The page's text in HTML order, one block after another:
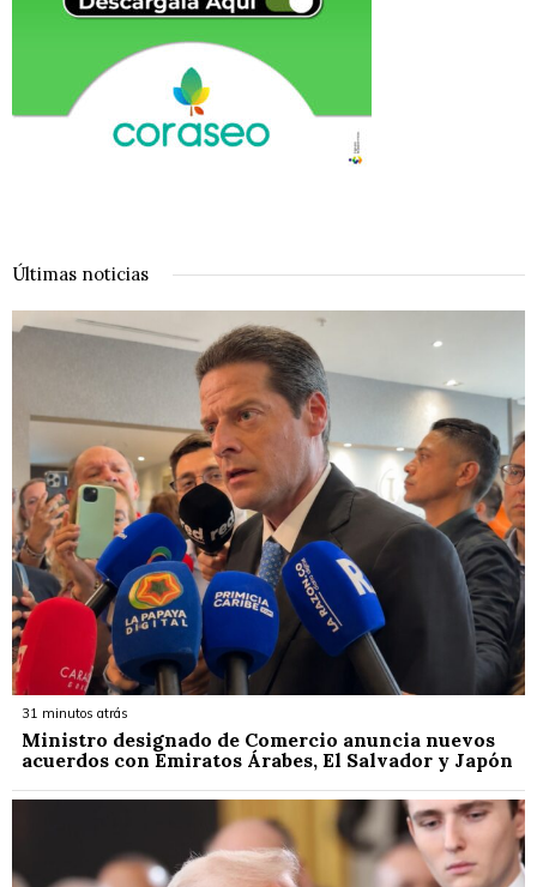
Últimas noticias
31 minutos atrás
Ministro designado de Comercio anuncia nuevos
acuerdos con Emiratos Árabes, El Salvador y Japón